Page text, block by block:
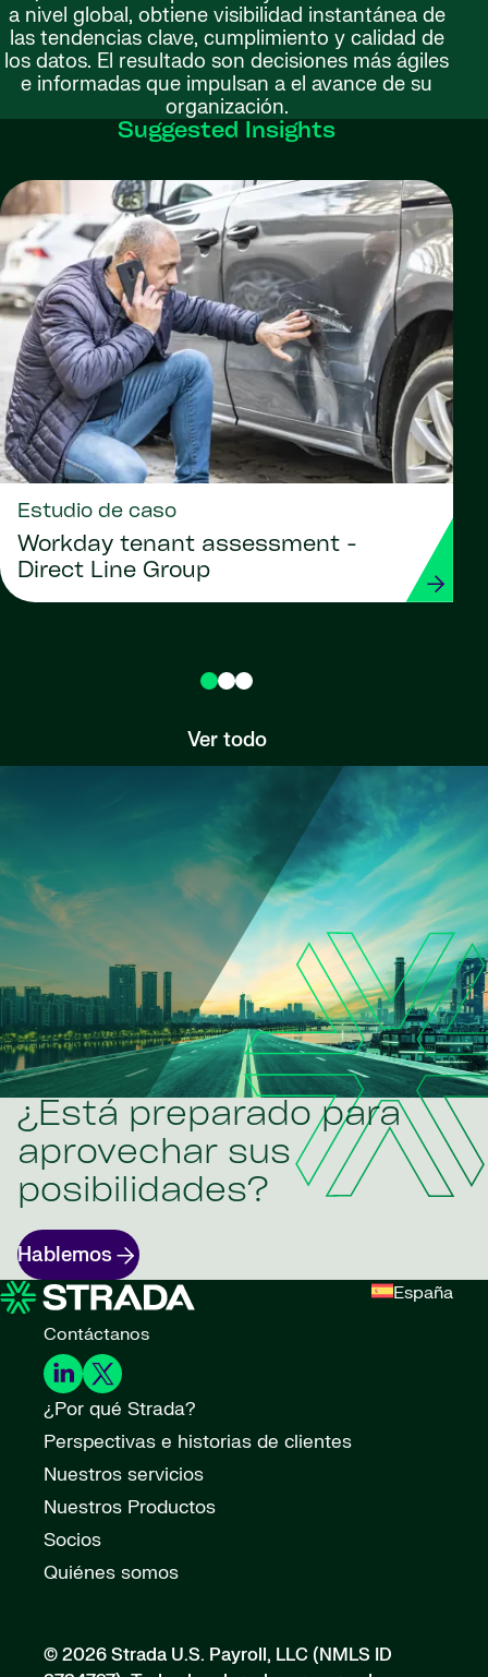
a nivel global, obtiene visibilidad instantánea de
las tendencias clave, cumplimiento y calidad de
los datos. El resultado son decisiones más ágiles
e informadas que impulsan a el avance de su
organización.
Suggested Insights
Estudio de caso
Workday tenant assessment -
Direct Line Group
Ver todo
¿Está preparado para
aprovechar sus
posibilidades?
Hablemos
España
Contáctanos
¿Por qué Strada?
Perspectivas e historias de clientes
Nuestros servicios
Nuestros Productos
Socios
Quiénes somos
© 2026 Strada U.S. Payroll, LLC (NMLS ID